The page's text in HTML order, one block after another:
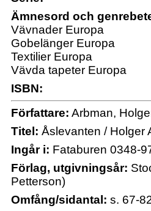
Ämnesord och
Vävnader Europa
Gobelänger Europa
Textilier Europa
Vävda tapeter Europa
ISBN:
Författare: Arbman,
Titel: Åslevanten / Holger
Ingår i: Fataburen 0348-
Förlag, utgivningsår:
Petterson)
Omfång/sidantal: s. 67-